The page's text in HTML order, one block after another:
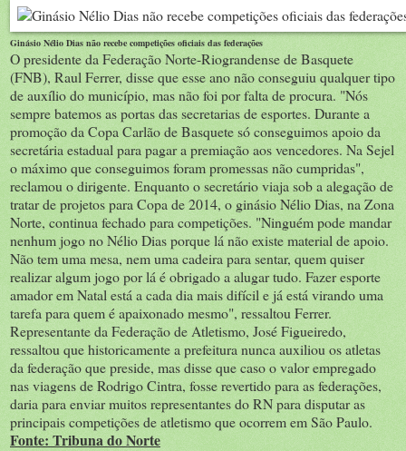
Ginásio Nélio Dias não recebe competições oficiais das federações
O presidente da Federação Norte-Riograndense de Basquete
(FNB), Raul Ferrer, disse que esse ano não conseguiu qualquer tipo
de auxílio do município, mas não foi por falta de procura. "Nós
sempre batemos as portas das secretarias de esportes. Durante a
promoção da Copa Carlão de Basquete só conseguimos apoio da
secretária estadual para pagar a premiação aos vencedores. Na Sejel
o máximo que conseguimos foram promessas não cumpridas",
reclamou o dirigente. Enquanto o secretário viaja sob a alegação de
tratar de projetos para Copa de 2014, o ginásio Nélio Dias, na Zona
Norte, continua fechado para competições. "Ninguém pode mandar
nenhum jogo no Nélio Dias porque lá não existe material de apoio.
Não tem uma mesa, nem uma cadeira para sentar, quem quiser
realizar algum jogo por lá é obrigado a alugar tudo. Fazer esporte
amador em Natal está a cada dia mais difícil e já está virando uma
tarefa para quem é apaixonado mesmo", ressaltou Ferrer.
Representante da Federação de Atletismo, José Figueiredo,
ressaltou que historicamente a prefeitura nunca auxiliou os atletas
da federação que preside, mas disse que caso o valor empregado
nas viagens de Rodrigo Cintra, fosse revertido para as federações,
daria para enviar muitos representantes do RN para disputar as
principais competições de atletismo que ocorrem em São Paulo.
Fonte: Tribuna do Norte